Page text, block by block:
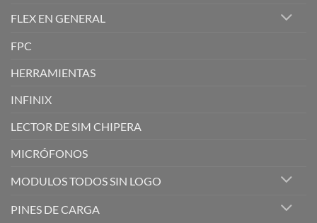
FLEX EN GENERAL
FPC
HERRAMIENTAS
INFINIX
LECTOR DE SIM CHIPERA
MICRÓFONOS
MODULOS TODOS SIN LOGO
PINES DE CARGA